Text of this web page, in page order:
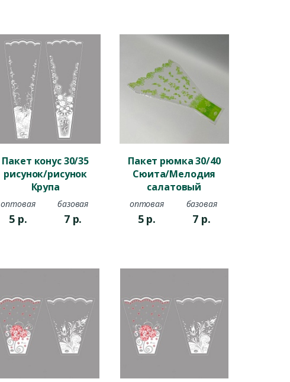
Пакет конус 30/35
рисунок/рисунок
Крупа
оптовая
5 р.
базовая
7 р.
Пакет рюмка 30/40
Сюита/Мелодия
салатовый
оптовая
5 р.
базовая
7 р.